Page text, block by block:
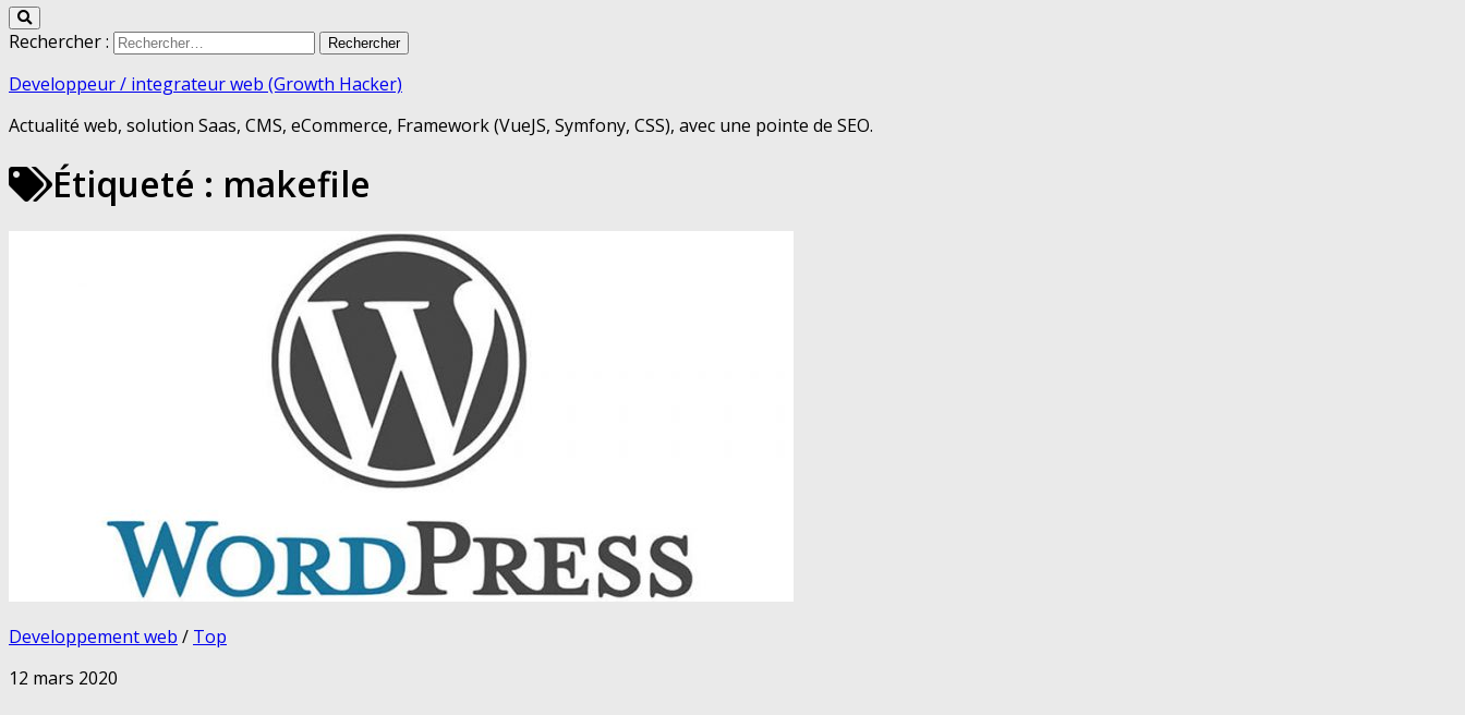
Rechercher :
Developpeur / integrateur web (Growth Hacker)
Actualité web, solution Saas, CMS, eCommerce, Framework (VueJS, Symfony, CSS), avec une pointe de SEO.
Étiqueté : makefile
Developpement web / Top
12 mars 2020